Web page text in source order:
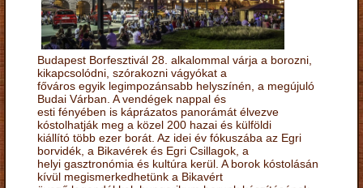
Budapest Borfesztivál 28. alkalommal várja a borozni,
kikapcsolódni, szórakozni vágyókat a
főváros egyik legimpozánsabb helyszínén, a megújuló
Budai Várban. A vendégek nappal és
esti fényében is káprázatos panorámát élvezve
kóstolhatják meg a közel 200 hazai és külföldi
kiállító több ezer borát. Az idei év fókuszába az Egri
borvidék, a Bikavérek és Egri Csillagok, a
helyi gasztronómia és kultúra kerül. A borok kóstolásán
kívül megismerkedhetünk a Bikavért